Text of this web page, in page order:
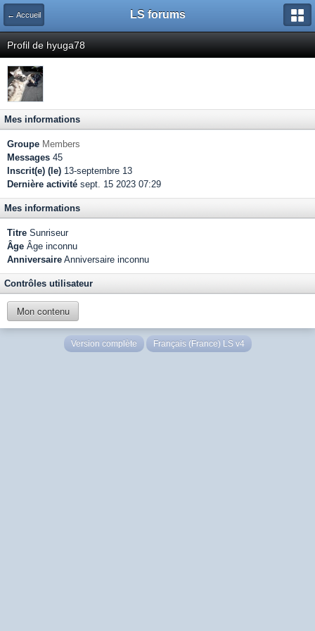
← Accueil LS forums
Profil de hyuga78
Mes informations
Groupe Members
Messages 45
Inscrit(e) (le) 13-septembre 13
Dernière activité sept. 15 2023 07:29
Mes informations
Titre Sunriseur
Âge Âge inconnu
Anniversaire Anniversaire inconnu
Contrôles utilisateur
Mon contenu
Version complète Français (France) LS v4